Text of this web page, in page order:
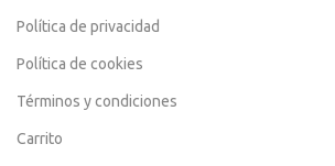
Política de privacidad
Política de cookies
Términos y condiciones
Carrito